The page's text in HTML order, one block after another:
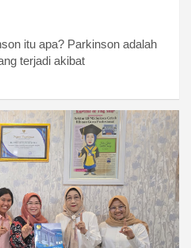
itu apa? Parkinson adalah
terjadi akibat